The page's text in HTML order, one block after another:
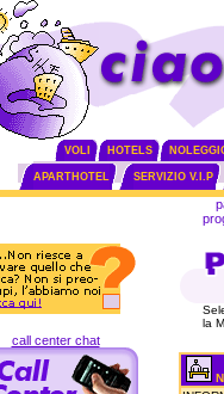
VOLI HOTELS
APARTHOTEL SERVIZIO V.I.P
call center chat
la